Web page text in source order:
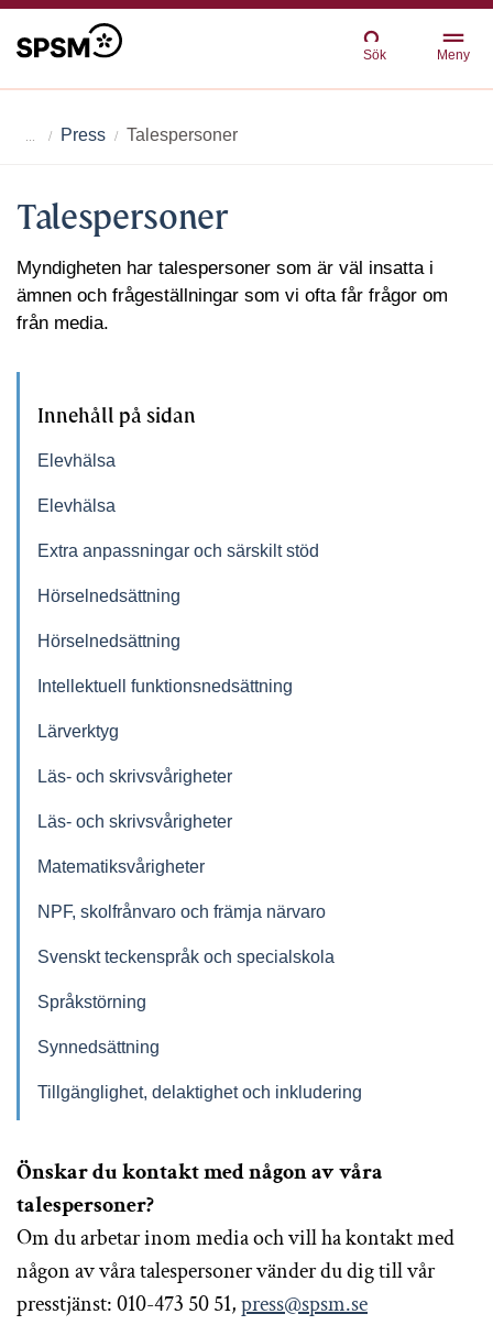
Sök Meny
Press Talespersoner
Talespersoner
Myndigheten har talespersoner som är väl insatta i
ämnen och frågeställningar som vi ofta får frågor om
från media.
Innehåll på sidan
Elevhälsa
Elevhälsa
Extra anpassningar och särskilt stöd
Hörselnedsättning
Hörselnedsättning
Intellektuell funktionsnedsättning
Lärverktyg
Läs- och skrivsvårigheter
Läs- och skrivsvårigheter
Matematiksvårigheter
NPF, skolfrånvaro och främja närvaro
Svenskt teckenspråk och specialskola
Språkstörning
Synnedsättning
Tillgänglighet, delaktighet och inkludering
Önskar du kontakt med någon av våra
talespersoner?
Om du arbetar inom media och vill ha kontakt med
någon av våra talespersoner vänder du dig till vår
presstjänst: 010-473 50 51,press@spsm.se